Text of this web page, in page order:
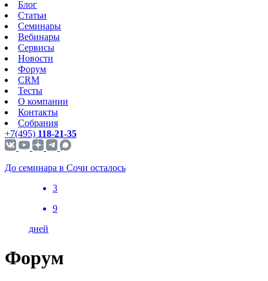
Блог
Статьи
Семинары
Вебинары
Сервисы
Новости
Форум
CRM
Тесты
О компании
Контакты
Собрания
+7(495) 118-21-35
До семинара в Сочи осталось
3
9
дней
Форум